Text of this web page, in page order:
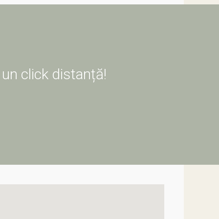
Fotografii unice pot fi realizate pe durata
mestecenii pădurii îmbracă haina pe
click distanță!